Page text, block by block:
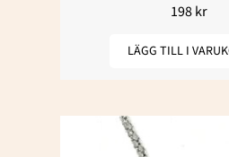
198kr
LÄGG TILL I